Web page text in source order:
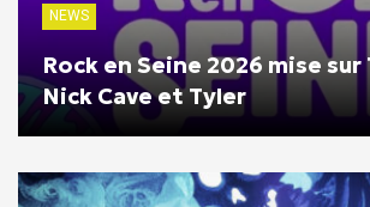
NEWS
Rock en Seine 2026 mise sur
Nick Cave et Tyler